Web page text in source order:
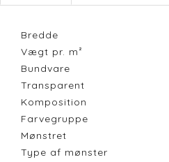
Bredde
Vægt pr. m²
Bundvare
Transparent
Komposition
Farvegruppe
Mønstret
Type af mønster